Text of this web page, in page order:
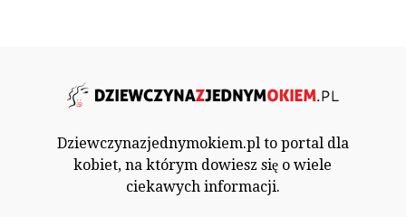
Dziewczynazjednymokiem.pl to portal dla
kobiet, na którym dowiesz się o wiele
ciekawych informacji.